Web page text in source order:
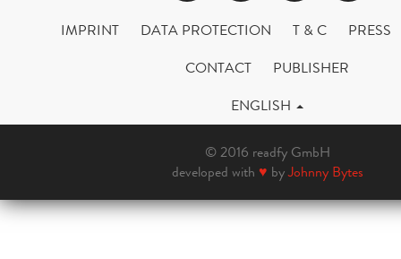
IMPRINT DATA PROTECTION T & C
PRESS
CONTACT
PUBLISHER
ENGLISH
© 2016 readfy GmbH
developed with ♥ byJohnny Bytes